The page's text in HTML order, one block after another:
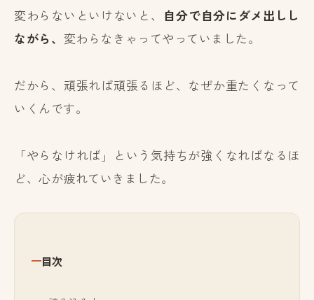
変わらないといけないと、 自分で自分にダメ出しし
ながら、 変わらなきゃってやっていました。
だから、頑張れば頑張るほど、なぜか重たくなって
いくんです。
「やらなければ」という気持ちが強くなればなるほ
ど、心が疲れていきました。
目次